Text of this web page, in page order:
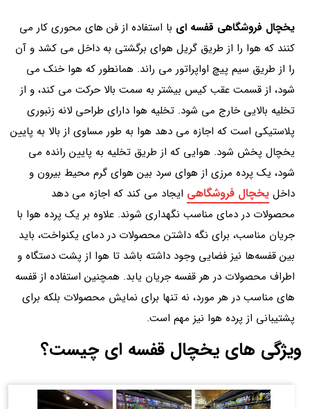
یخچال فروشگاهی قفسه ای با استفاده از فن های محوری کار می
کنند که هوا را از طریق گریل هوای برگشتی به داخل می کشد و آن
را از طریق سیم پیچ اواپراتور می راند. همانطور که هوا خنک می
شود، از قسمت عقب کیس بیشتر به سمت بالا حرکت می کند، و از
تخلیه بالایی خارج می شود. تخلیه هوا دارای طراحی لانه زنبوری
پلاستیکی است که اجازه می دهد هوا به طور مساوی از بالا به پایین
یخچال پخش شود. هوایی که از طریق تخلیه به پایین رانده می
شود، یک پرده مرزی از هوای سرد بین هوای گرم محیط بیرون و
داخل یخچال فروشگاهی ایجاد می کند که اجازه می دهد
محصولات در دمای مناسب نگهداری شوند. علاوه بر یک پرده هوا با
جریان مناسب، برای نگه داشتن محصولات در دمای یکنواخت، باید
بین قفسه‌ها نیز فضایی وجود داشته باشد تا هوا از پشت دستگاه و
اطراف محصولات در هر قفسه جریان یابد. همچنین استفاده از قفسه
های مناسب در هر مورد، نه تنها برای نمایش محصولات بلکه برای
پشتیبانی از پرده هوا نیز مهم است.
ویژگی های یخچال قفسه ای چیست؟